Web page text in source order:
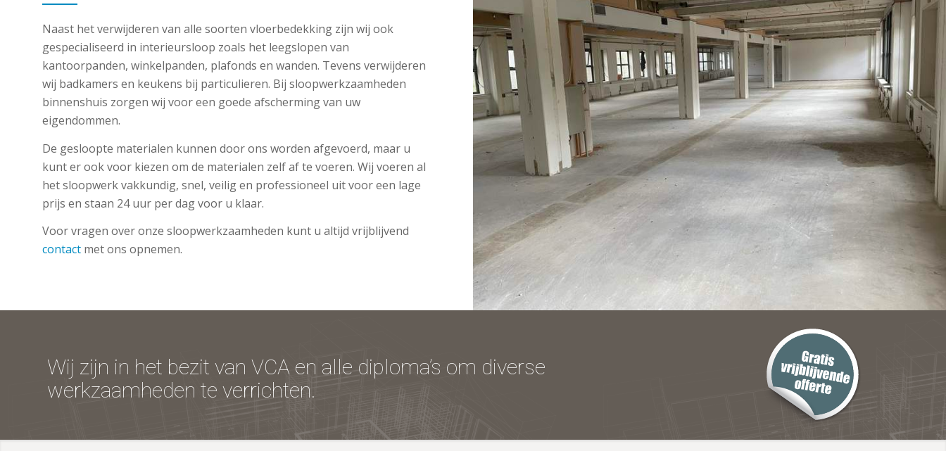
Naast het verwijderen van alle soorten vloerbedekking zijn wij ook
gespecialiseerd in interieursloop zoals het leegslopen van
kantoorpanden, winkelpanden, plafonds en wanden. Tevens verwijderen
wij badkamers en keukens bij particulieren. Bij sloopwerkzaamheden
binnenshuis zorgen wij voor een goede afscherming van uw
eigendommen.
De gesloopte materialen kunnen door ons worden afgevoerd, maar u
kunt er ook voor kiezen om de materialen zelf af te voeren. Wij voeren al
het sloopwerk vakkundig, snel, veilig en professioneel uit voor een lage
prijs en staan 24 uur per dag voor u klaar.
Voor vragen over onze sloopwerkzaamheden kunt u altijd vrijblijvend
contact met ons opnemen.
Wij zijn in het bezit van VCA en alle diploma’s om diverse
werkzaamheden te verrichten.